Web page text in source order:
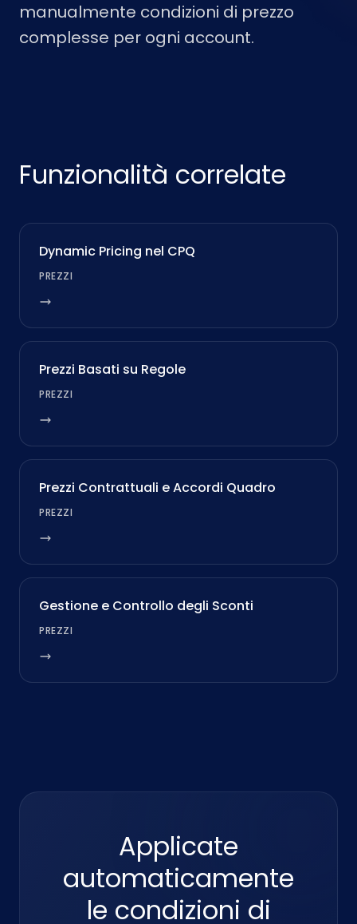
manualmente condizioni di prezzo
complesse per ogni account.
Funzionalità correlate
Dynamic Pricing nel CPQ
PREZZI
Prezzi Basati su Regole
PREZZI
Prezzi Contrattuali e Accordi Quadro
PREZZI
Gestione e Controllo degli Sconti
PREZZI
Applicate
automaticamente
le condizioni di